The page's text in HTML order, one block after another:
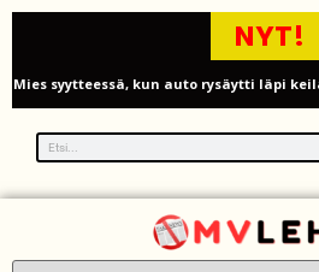
NYT!
Mies syytteessä, kun auto rysäytti läpi
New Yorkin NBA-mestaruusjuhlat
ja busseja sytytettiin
Kimi ja Minttu Räikkönen juhlivat 10-